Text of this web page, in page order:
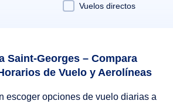
Vuelos directos
Saint-Georges – Compara
de Vuelo y Aerolíneas
escoger opciones de vuelo diarias a